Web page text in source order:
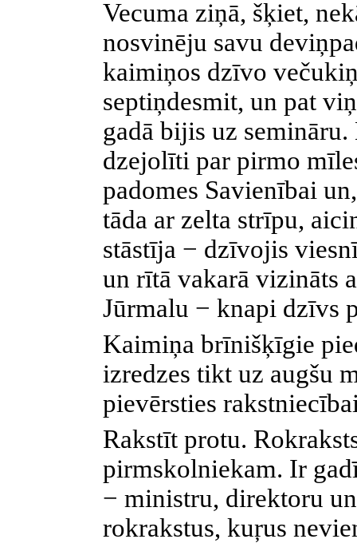
Vecuma ziņā, šķiet,
nosvinēju savu
kaimiņos dzīvo
septiņdesmit, un pat
gadā bijis uz
dzejolīti par pirmo
padomes Savienībai
tāda ar zelta strīpu,
stāstīja − dzīvojis
un rītā vakarā vizināts
Jūrmalu − knapi dzīvs
Kaimiņa brīnišķīgie
izredzes tikt uz augšu
pievērsties
Rakstīt protu.
pirmskolniekam. Ir
− ministru, direktoru
rokrakstus, kuŗus